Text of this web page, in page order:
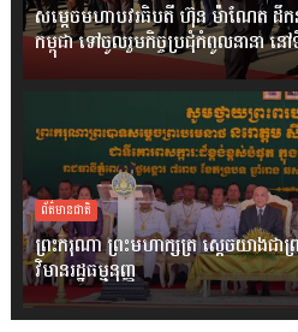
សម្តេចមហាបវរធិបតី ហ៊ុន ម៉ាណែត ដឹ
កម្ពុជា ទៅចូលរួមកិច្ចប្រជុំកំពូលនានា
ព័ត៌មានជាតិ
ព្រះករុណា ព្រះមហាក្សត្រ ស្តេចយាងជាព្
វិមានរដ្ឋធម្មនុញ្ញ